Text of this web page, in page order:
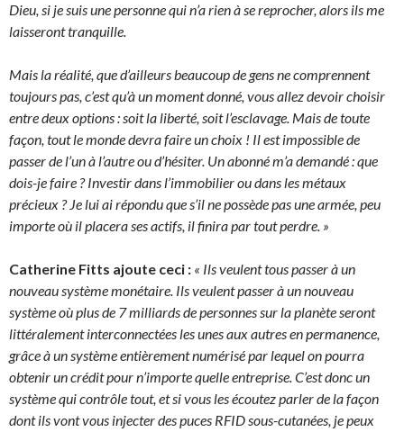
Dieu, si je suis une personne qui n’a rien à se reprocher, alors ils me
laisseront tranquille.
Mais la réalité, que d’ailleurs beaucoup de gens ne comprennent
toujours pas, c’est qu’à un moment donné, vous allez devoir choisir
entre deux options : soit la liberté, soit l’esclavage. Mais de toute
façon, tout le monde devra faire un choix ! Il est impossible de
passer de l’un à l’autre ou d’hésiter. Un abonné m’a demandé : que
dois-je faire ? Investir dans l’immobilier ou dans les métaux
précieux ? Je lui ai répondu que s’il ne possède pas une armée, peu
importe où il placera ses actifs, il finira par tout perdre. »
Catherine Fitts ajoute ceci : « Ils veulent tous passer à un
nouveau système monétaire. Ils veulent passer à un nouveau
système où plus de 7 milliards de personnes sur la planète seront
littéralement interconnectées les unes aux autres en permanence,
grâce à un système entièrement numérisé par lequel on pourra
obtenir un crédit pour n’importe quelle entreprise. C’est donc un
système qui contrôle tout, et si vous les écoutez parler de la façon
dont ils vont vous injecter des puces RFID sous-cutanées, je peux